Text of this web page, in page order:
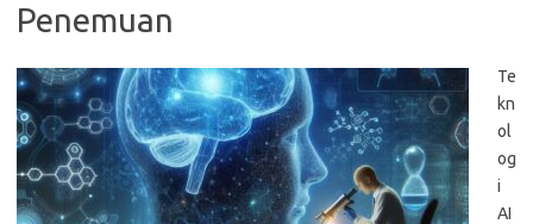
Penemuan
Te
kn
ol
og
i
AI